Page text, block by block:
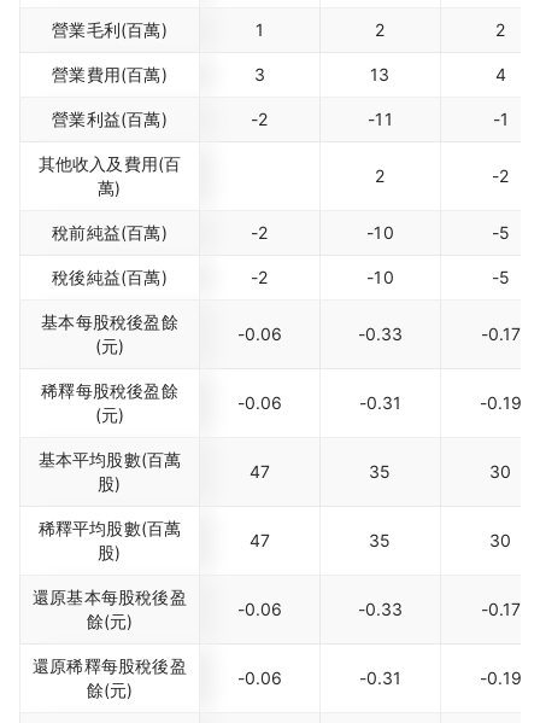
營業毛利(百萬) 1 2 2
營業費用(百萬) 3 13 4
營業利益(百萬) -2 -11 -1
其他收入及費用(百
萬)
2 -2
稅前純益(百萬) -2 -10 -5
稅後純益(百萬) -2 -10 -5
基本每股稅後盈餘
(元)
-0.06 -0.33 -0.17
稀釋每股稅後盈餘
(元)
-0.06 -0.31 -0.19
基本平均股數(百萬
股)
47 35 30
稀釋平均股數(百萬
股)
47 35 30
還原基本每股稅後盈
餘(元)
-0.06 -0.33 -0.17
還原稀釋每股稅後盈
餘(元)
-0.06 -0.31 -0.19